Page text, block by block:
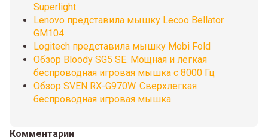
Superlight
Lenovo представила мышку Lecoo Bellator
GM104
Logitech представила мышку Mobi Fold
Обзор Bloody SG5 SE. Мощная и легкая
беспроводная игровая мышка с 8000 Гц
Обзор SVEN RX-G970W. Сверхлегкая
беспроводная игровая мышка
Комментарии